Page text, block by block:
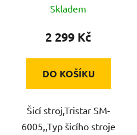
Skladem
2 299 Kč
DO KOŠÍKU
Šicí stroj,Tristar SM-
6005,,Typ šicího stroje